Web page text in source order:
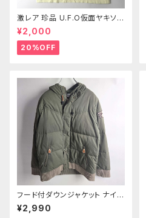
激レア 珍品 U.F.O仮面ヤキソバ
ン バックプリントTシャツ マイケ
ル富岡 イエロー 入手困難
¥2,000
20%OFF
フード付ダウンジャケット ナイキ
NIKE ダウンパーカー ワッペン
付 袖ウエストリブ 防寒 アウタ
¥2,990